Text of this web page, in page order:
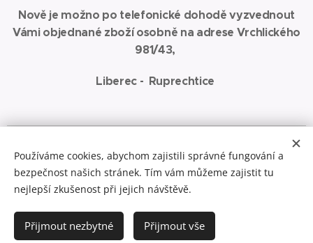
Do košíku
Nově je možno po telefonické dohodě vyzvednout
Vámi objednané zboží osobně na adrese Vrchlického
981/43,
Liberec - Ruprechtice
Zde najdete malbu akrylem na
plátno
Cookies
Používáme cookies, abychom zajistili správné fungování a
bezpečnost našich stránek. Tím vám můžeme zajistit tu
nejlepší zkušenost při jejich návštěvě.
Přijmout nezbytné Přijmout vše